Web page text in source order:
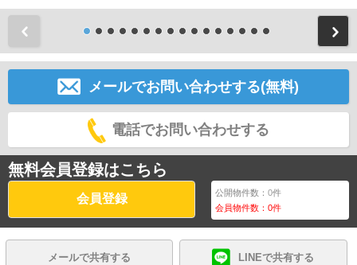
メールでお問い合わせする(無料)
電話でお問い合わせする
無料会員登録はこちら
会員登録 公開物件数：0件
会員物件数：0件
メールで共有する LINEで共有する